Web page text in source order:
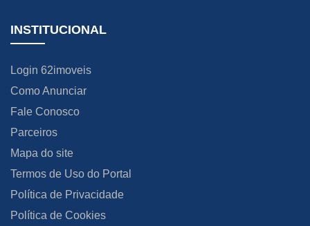
INSTITUCIONAL
Login 62imoveis
Como Anunciar
Fale Conosco
Parceiros
Mapa do site
Termos de Uso do Portal
Política de Privacidade
Política de Cookies